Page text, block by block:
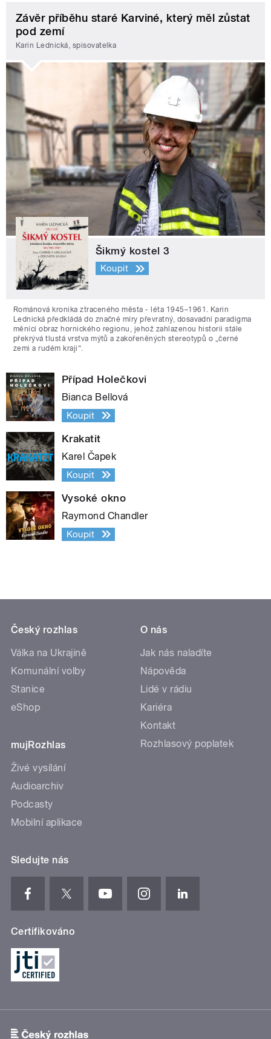
Závěr příběhu staré Karviné, který měl zůstat
pod zemí
Karin Lednická, spisovatelka
Šikmý kostel 3
Koupit
Románová kronika ztraceného města - léta 1945–1961. Karin
Lednická předkládá do značné míry převratný, dosavadní paradigma
měnící obraz hornického regionu, jehož zahlazenou historii stále
překrývá tlustá vrstva mýtů a zakořeněných stereotypů o „černé
zemi a rudém kraji“.
Případ Holečkovi
Bianca Bellová
Koupit
Krakatit
Karel Čapek
Koupit
Vysoké okno
Raymond Chandler
Koupit
Český rozhlas
Válka na Ukrajině
Komunální volby
Stanice
eShop
mujRozhlas
Živé vysílání
Audioarchiv
Podcasty
Mobilní aplikace
O nás
Jak nás naladíte
Nápověda
Lidé v rádiu
Kariéra
Kontakt
Rozhlasový poplatek
Sledujte nás
Certifikováno